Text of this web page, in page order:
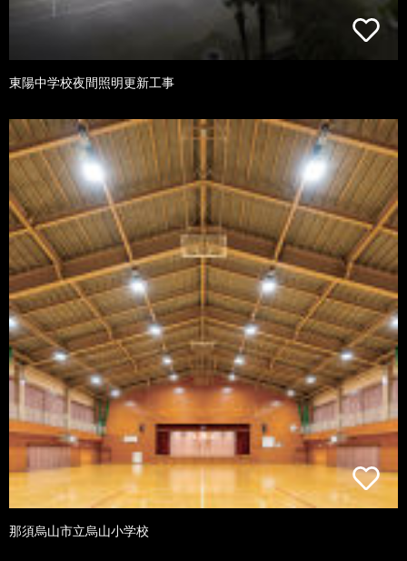
東陽中学校夜間照明更新工事
那須烏山市立烏山小学校